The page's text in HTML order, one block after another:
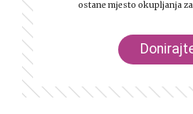
ostane mjesto okupljanja